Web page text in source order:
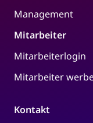
Management
Mitarbeiter
Mitarbeiterlogin
Mitarbeiter
Kontakt